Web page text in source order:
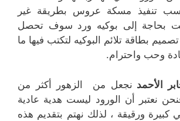
تنفيذ مسكة عروس بطريقة غير
كنت بحاجة إلى بوكيه ورد سوف تحصل
بطاقة تلائم البوكيه لتكتب فيها ما
وحب واحترام.
الأحمد نجعل من الزهور أكثر من
نعتبر أن الورود ليست هدية عادية
ورقيقة ، لذلك نهتم بتقديم هذه